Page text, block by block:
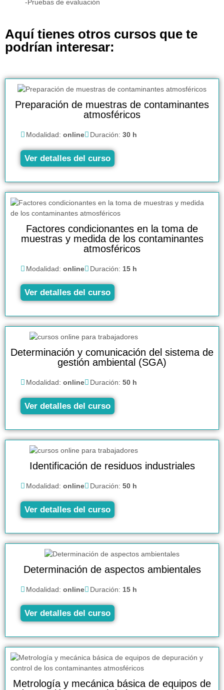
-Pruebas de evaluación
Aquí tienes otros cursos que te
podrían interesar:
Preparación de muestras de contaminantes
atmosféricos
Modalidad: online Duración: 30 h
Ver detalles del curso
Factores condicionantes en la toma de
muestras y medida de los contaminantes
atmosféricos
Modalidad: online Duración: 15 h
Ver detalles del curso
Determinación y comunicación del sistema de
gestión ambiental (SGA)
Modalidad: online Duración: 50 h
Ver detalles del curso
Identificación de residuos industriales
Modalidad: online Duración: 50 h
Ver detalles del curso
Determinación de aspectos ambientales
Modalidad: online Duración: 15 h
Ver detalles del curso
Metrología y mecánica básica de equipos de